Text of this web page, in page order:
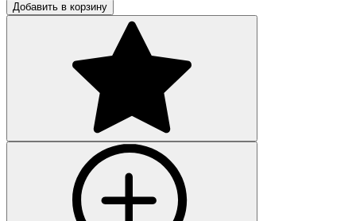
Добавить в корзину